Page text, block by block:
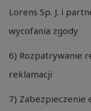
Lorens Sp. J. i
wycofania zgody
6) Rozpatrywanie
reklamacji
7) Zabezpieczenie